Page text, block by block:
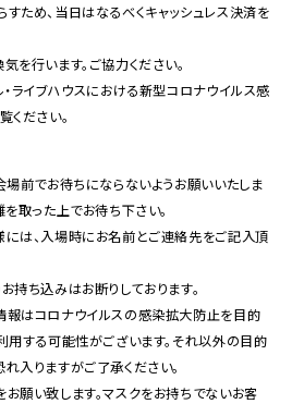
ため、当日はなるべくキャッシュレス決済を
を行います。ご協力ください。
・ライブハウスにおける新型コロナウイルス感
ください。
前でお待ちにならないようお願いいたしま
を取った上でお待ち下さい。
には、入場時にお名前とご連絡先をご記入頂
持ち込みはお断りしております。
報はコロナウイルスの感染拡大防止を目的
用する可能性がございます。それ以外の目的
入りますがご了承ください。
願い致します。マスクをお持ちでないお客